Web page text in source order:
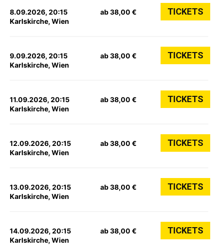
8.09.2026, 20:15
Karlskirche, Wien
ab 38,00 € TICKETS
9.09.2026, 20:15
Karlskirche, Wien
ab 38,00 € TICKETS
11.09.2026, 20:15
Karlskirche, Wien
ab 38,00 € TICKETS
12.09.2026, 20:15
Karlskirche, Wien
ab 38,00 € TICKETS
13.09.2026, 20:15
Karlskirche, Wien
ab 38,00 € TICKETS
14.09.2026, 20:15
Karlskirche, Wien
ab 38,00 € TICKETS